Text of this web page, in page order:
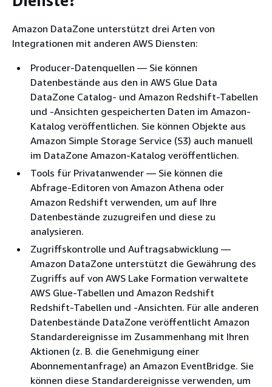
Amazon DataZone unterstützt drei Arten von
Integrationen mit anderen AWS Diensten:
Producer-Datenquellen — Sie können
Datenbestände aus den in AWS Glue Data
DataZone Catalog- und Amazon Redshift-Tabellen
und -Ansichten gespeicherten Daten im Amazon-
Katalog veröffentlichen. Sie können Objekte aus
Amazon Simple Storage Service (S3) auch manuell
im DataZone Amazon-Katalog veröffentlichen.
Tools für Privatanwender — Sie können die
Abfrage-Editoren von Amazon Athena oder
Amazon Redshift verwenden, um auf Ihre
Datenbestände zuzugreifen und diese zu
analysieren.
Zugriffskontrolle und Auftragsabwicklung —
Amazon DataZone unterstützt die Gewährung des
Zugriffs auf von AWS Lake Formation verwaltete
AWS Glue-Tabellen und Amazon Redshift
Redshift-Tabellen und -Ansichten. Für alle anderen
Datenbestände DataZone veröffentlicht Amazon
Standardereignisse im Zusammenhang mit Ihren
Aktionen (z. B. die Genehmigung einer
Abonnementanfrage) an Amazon EventBridge. Sie
können diese Standardereignisse verwenden, um